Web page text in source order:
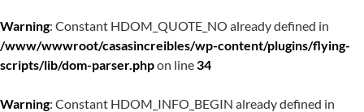
Warning: Constant HDOM_QUOTE_NO already defined in
/www/wwwroot/casasincreibles/wp-content/plugins/flying-
scripts/lib/dom-parser.phpon line34
Warning: Constant HDOM_INFO_BEGIN already defined in